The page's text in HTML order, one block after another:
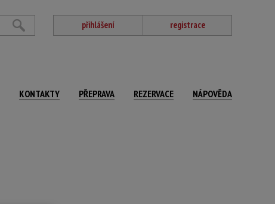
přihlášení registrace
KONTAKTY PŘEPRAVA REZERVACE NÁPOVĚDA